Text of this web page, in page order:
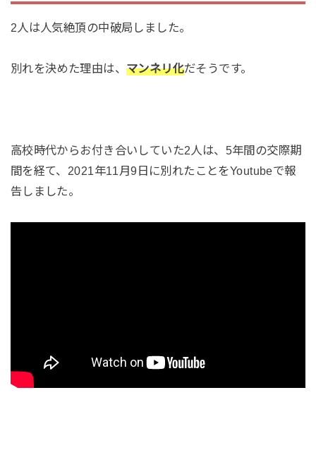
2人は人気絶頂の中破局しました。
別れを決めた理由は、 マンネリ化だそうです。
高校時代からお付き合いしていた2人は、5年間の交際期
間を経て、2021年11月9日に別れたことをYoutubeで報
告しました。